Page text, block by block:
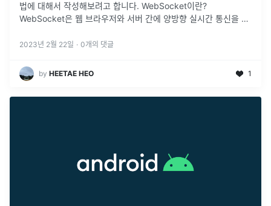
법에 대해서 작성해보려고 합니다. WebSocket이란?
WebSocket은 웹 브라우저와 서버 간에 양방향 실시간 통신을 가
WebS...
2023년 2월 22일 · 0개의 댓글
by HEETAE HEO 1